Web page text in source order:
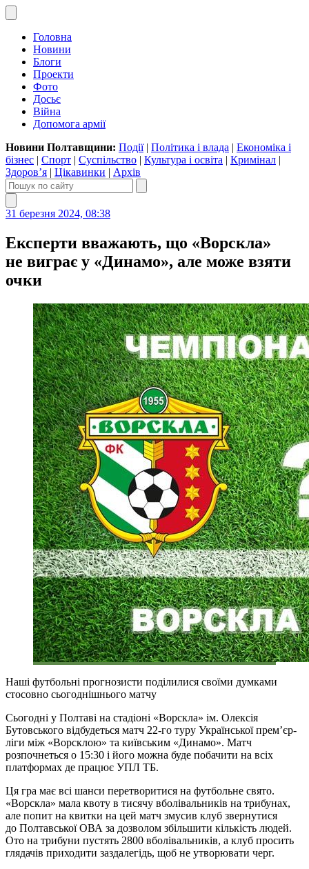
Головна
Новини
Блоги
Проекти
Фото
Досьє
Війна
Допомога армії
Новини Полтавщини: Події| Політика і влада | Економіка і
бізнес | Спорт | Суспільство | Культура і освіта | Кримінал |
Здоров’я | Цікавинки | Архів
31 березня 2024, 08:38
Експерти вважають, що «Ворскла»
не виграє у «Динамо», але може взяти
очки
Наші футбольні прогнозисти поділилися своїми думками
стосовно сьогоднішнього матчу
Сьогодні у Полтаві на стадіоні «Ворскла» ім. Олексія
Бутовського відбудеться матч 22-го туру Української прем’єр-
ліги між «Ворсклою» та київським «Динамо». Матч
розпочнеться о 15:30 і його можна буде побачити на всіх
платформах де працює УПЛ ТБ.
Ця гра має всі шанси перетворитися на футбольне свято.
«Ворскла» мала квоту в тисячу вболівальників на трибунах,
але попит на квитки на цей матч змусив клуб звернутися
до Полтавської ОВА за дозволом збільшити кількість людей.
Ото на трибуни пустять 2800 вболівальників, а клуб просить
глядачів приходити заздалегідь, щоб не утворювати черг.